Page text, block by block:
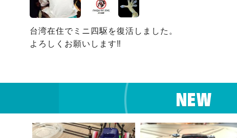
台湾在住でミニ四駆を復活しました。
よろしくお願いします‼︎